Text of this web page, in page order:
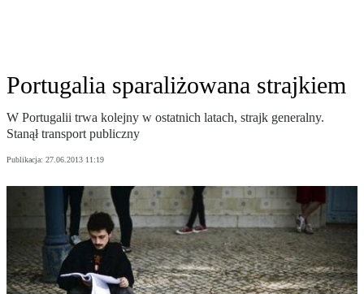
Portugalia sparaliżowana strajkiem
W Portugalii trwa kolejny w ostatnich latach, strajk generalny.
Stanął transport publiczny
Publikacja: 27.06.2013 11:19